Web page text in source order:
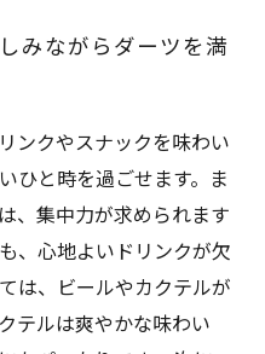
みながらダーツを満
ンクやスナックを味わい
ひと時を過ごせます。ま
、集中力が求められます
、心地よいドリンクが欠
は、ビールやカクテルが
テルは爽やかな味わい